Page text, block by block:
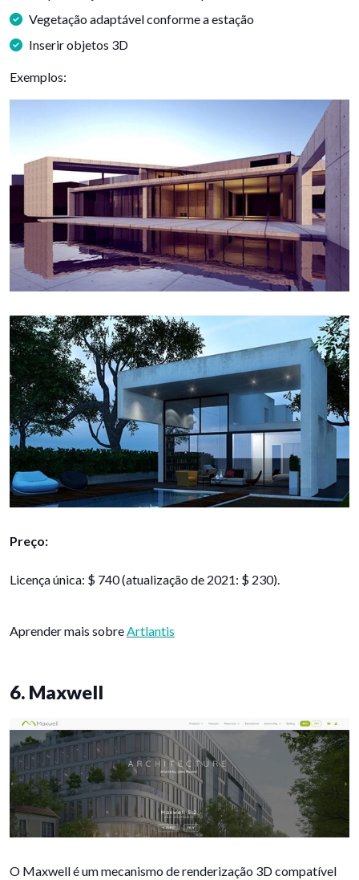
Vegetação adaptável conforme a estação
Inserir objetos 3D
Exemplos:
Preço:
Licença única: $ 740 (atualização de 2021: $ 230).
Aprender mais sobreArtlantis
6. Maxwell
O Maxwell é um mecanismo de renderização 3D compatível